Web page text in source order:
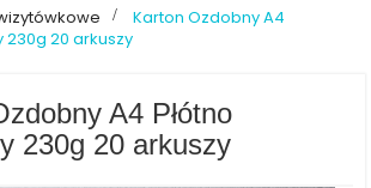
>
Karton Ozdobny A4
230g 20 arkuszy
A4 Płótno
230g 20 arkuszy